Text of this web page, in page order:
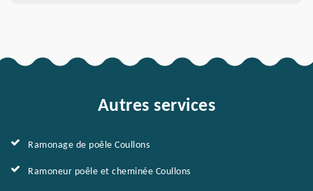
Autres services
Ramonage de poêle Coullons
Ramoneur poêle et cheminée Coullons